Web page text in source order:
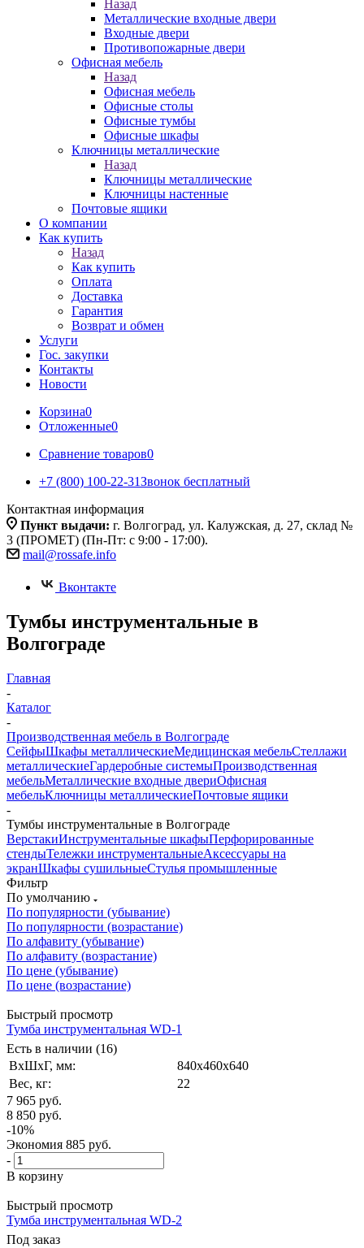
Назад
Металлические входные двери
Входные двери
Противопожарные двери
Офисная мебель
Назад
Офисная мебель
Офисные столы
Офисные тумбы
Офисные шкафы
Ключницы металлические
Назад
Ключницы металлические
Ключницы настенные
Почтовые ящики
О компании
Как купить
Назад
Как купить
Оплата
Доставка
Гарантия
Возврат и обмен
Услуги
Гос. закупки
Контакты
Новости
Корзина0
Отложенные0
Сравнение товаров0
+7 (800) 100-22-31Звонок бесплатный
Контактная информация
Пункт выдачи: г. Волгоград, ул. Калужская, д. 27, склад №
3 (ПРОМЕТ) (Пн-Пт: с 9:00 - 17:00).
mail@rossafe.info
Вконтакте
Тумбы инструментальные в
Волгограде
Главная
-
Каталог
-
Производственная мебель в Волгограде
СейфыШкафы металлическиеМедицинская мебельСтеллажи
металлическиеГардеробные системыПроизводственная
мебельМеталлические входные двериОфисная
мебельКлючницы металлическиеПочтовые ящики
-
Тумбы инструментальные в Волгограде
ВерстакиИнструментальные шкафыПерфорированные
стендыТележки инструментальныеАксессуары на
экранШкафы сушильныеСтулья промышленные
Фильтр
По умолчанию
По популярности (убывание)
По популярности (возрастание)
По алфавиту (убывание)
По алфавиту (возрастание)
По цене (убывание)
По цене (возрастание)
Быстрый просмотр
Тумба инструментальная WD-1
Есть в наличии (16)
ВxШxГ, мм:
840x460x640
Вес, кг:
22
7 965 руб.
8 850 руб.
-10%
Экономия 885 руб.
-
В корзину
Быстрый просмотр
Тумба инструментальная WD-2
Под заказ